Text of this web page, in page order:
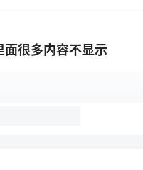
很多内容不显示